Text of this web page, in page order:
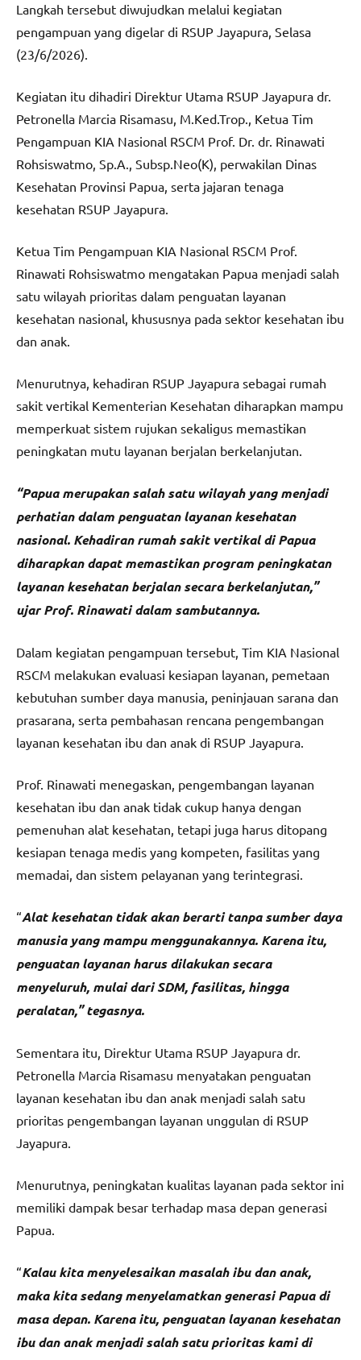
Langkah tersebut diwujudkan melalui kegiatan
pengampuan yang digelar di RSUP Jayapura, Selasa
(23/6/2026).
Kegiatan itu dihadiri Direktur Utama RSUP Jayapura dr.
Petronella Marcia Risamasu, M.Ked.Trop., Ketua Tim
Pengampuan KIA Nasional RSCM Prof. Dr. dr. Rinawati
Rohsiswatmo, Sp.A., Subsp.Neo(K), perwakilan Dinas
Kesehatan Provinsi Papua, serta jajaran tenaga
kesehatan RSUP Jayapura.
Ketua Tim Pengampuan KIA Nasional RSCM Prof.
Rinawati Rohsiswatmo mengatakan Papua menjadi salah
satu wilayah prioritas dalam penguatan layanan
kesehatan nasional, khususnya pada sektor kesehatan ibu
dan anak.
Menurutnya, kehadiran RSUP Jayapura sebagai rumah
sakit vertikal Kementerian Kesehatan diharapkan mampu
memperkuat sistem rujukan sekaligus memastikan
peningkatan mutu layanan berjalan berkelanjutan.
“Papua merupakan salah satu wilayah yang menjadi
perhatian dalam penguatan layanan kesehatan
nasional. Kehadiran rumah sakit vertikal di Papua
diharapkan dapat memastikan program peningkatan
layanan kesehatan berjalan secara berkelanjutan,”
ujar Prof. Rinawati dalam sambutannya.
Dalam kegiatan pengampuan tersebut, Tim KIA Nasional
RSCM melakukan evaluasi kesiapan layanan, pemetaan
kebutuhan sumber daya manusia, peninjauan sarana dan
prasarana, serta pembahasan rencana pengembangan
layanan kesehatan ibu dan anak di RSUP Jayapura.
Prof. Rinawati menegaskan, pengembangan layanan
kesehatan ibu dan anak tidak cukup hanya dengan
pemenuhan alat kesehatan, tetapi juga harus ditopang
kesiapan tenaga medis yang kompeten, fasilitas yang
memadai, dan sistem pelayanan yang terintegrasi.
“Alat kesehatan tidak akan berarti tanpa sumber daya
manusia yang mampu menggunakannya. Karena itu,
penguatan layanan harus dilakukan secara
menyeluruh, mulai dari SDM, fasilitas, hingga
peralatan,” tegasnya.
Sementara itu, Direktur Utama RSUP Jayapura dr.
Petronella Marcia Risamasu menyatakan penguatan
layanan kesehatan ibu dan anak menjadi salah satu
prioritas pengembangan layanan unggulan di RSUP
Jayapura.
Menurutnya, peningkatan kualitas layanan pada sektor ini
memiliki dampak besar terhadap masa depan generasi
Papua.
“Kalau kita menyelesaikan masalah ibu dan anak,
maka kita sedang menyelamatkan generasi Papua di
masa depan. Karena itu, penguatan layanan kesehatan
ibu dan anak menjadi salah satu prioritas kami di